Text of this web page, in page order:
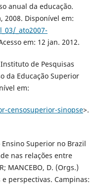
anual da educação.
2008. Disponível em:
_ato2007-
em: 12 jan. 2012.
Instituto de Pesquisas
da Educação Superior
em:
censosuperior-sinopse>.
Ensino Superior no Brazil
nas relações entre
MANCEBO, D. (Orgs.)
perspectivas. Campinas: